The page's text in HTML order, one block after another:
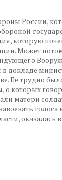
России,
которую
Может
докладе
Ее трудно
которых
матери
голоса
оказалась